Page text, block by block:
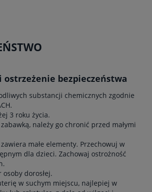
bezpieczeństwa
substancji chemicznych zgodnie
3 roku życia.
należy go chronić przed małymi
małe elementy. Przechowuj w
dla dzieci. Zachowaj ostrożność
dorosłej.
w suchym miejscu, najlepiej w